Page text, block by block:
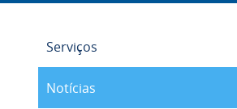
Serviços
Notícias